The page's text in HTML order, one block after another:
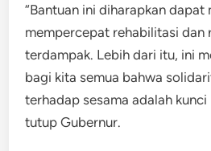
“Bantuan ini diharapkan dapat
mempercepat rehabilitasi dan
terdampak. Lebih dari itu, ini
bagi kita semua bahwa
terhadap sesama adalah kunci
tutup Gubernur.